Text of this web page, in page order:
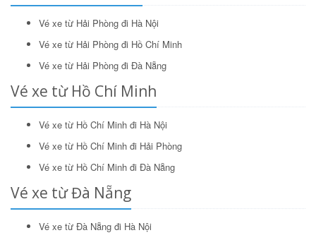
Vé xe từ Hải Phòng đi Hà Nội
Vé xe từ Hải Phòng đi Hồ Chí Minh
Vé xe từ Hải Phòng đi Đà Nẵng
Vé xe từ Hồ Chí Minh
Vé xe từ Hồ Chí Minh đi Hà Nội
Vé xe từ Hồ Chí Minh đi Hải Phòng
Vé xe từ Hồ Chí Minh đi Đà Nẵng
Vé xe từ Đà Nẵng
Vé xe từ Đà Nẵng đi Hà Nội